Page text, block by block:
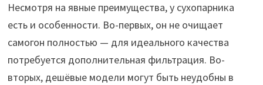
Несмотря на явные преимущества, у сухопарника
есть и особенности. Во-первых, он не очищает
самогон полностью — для идеального качества
потребуется дополнительная фильтрация. Во-
вторых, дешёвые модели могут быть неудобны в